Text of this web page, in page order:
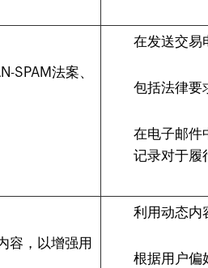
SPAM法案、
在发送交易
包括法律要
在电子邮件
记录对于履
容，以增强用
利用动态内
根据用户偏